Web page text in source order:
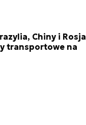
Chiny i Rosja
transportowe na